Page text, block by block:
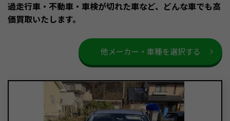
過走行車・不動車・車検が切れた車など、どんな車でも高
価買取いたします。
他メーカー・車種を選択する